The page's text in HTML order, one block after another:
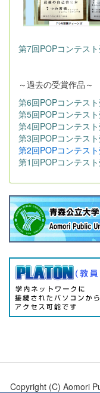
第7回POPコンテス
～過去の受賞作品～
第6回POPコンテス
第5回POPコンテス
第4回POPコンテス
第3回POPコンテス
第2回POPコンテス
第1回POPコンテス
Copyright (C) Aomori